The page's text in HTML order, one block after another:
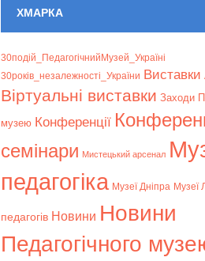
ХМАРКА
30подій_ПедагогічнийМузей_Україні
30років_незалежності_України Bиставки
Віртуальні виставки Заходи
музею Конференції
семінари Мистецький арсенал
педагогіка Музеї Дніпра Музеї
педагогів Новини Новини
Педагогічного